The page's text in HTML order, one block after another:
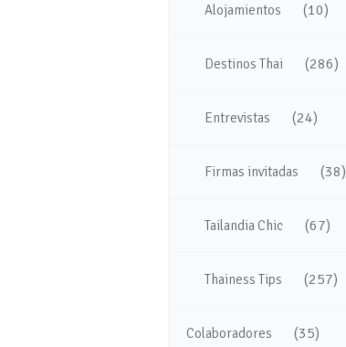
Alojamientos (10)
Destinos Thai (286)
Entrevistas (24)
Firmas invitadas (38)
Tailandia Chic (67)
Thainess Tips (257)
Colaboradores (35)